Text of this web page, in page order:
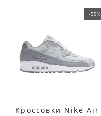
-55%
Кроссовки Nike Air